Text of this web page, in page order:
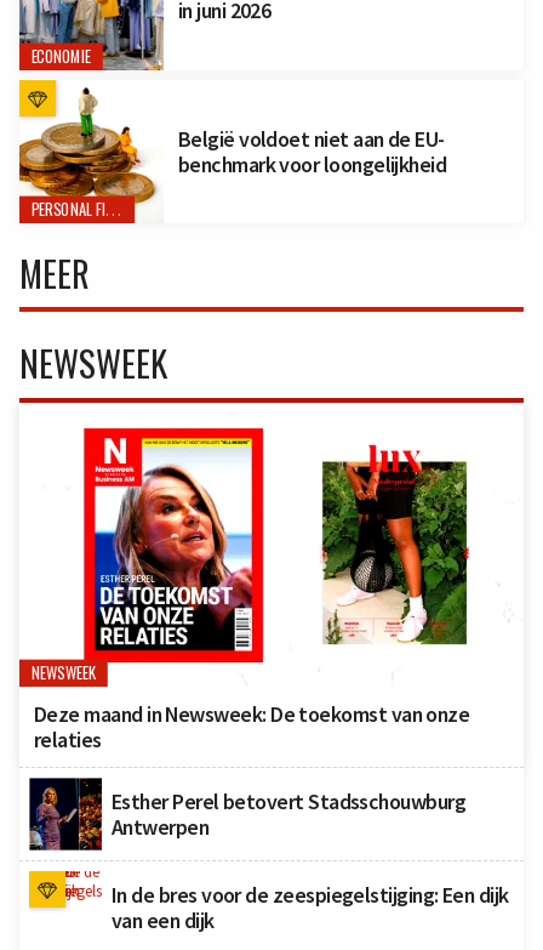
ECONOMIE
in juni 2026
PERSONAL FINANCE
België voldoet niet aan de EU-
benchmark voor loongelijkheid
MEER
NEWSWEEK
NEWSWEEK
Deze maand in Newsweek: De toekomst van onze
relaties
Esther Perel betovert Stadsschouwburg
Antwerpen
In de bres voor de zeespiegelstijging: Een dijk
van een dijk